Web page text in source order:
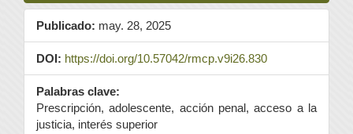
Publicado: may. 28, 2025
DOI: https://doi.org/10.57042/rmcp.v9i26.830
Palabras clave:
Prescripción, adolescente, acción penal, acceso a la
justicia, interés superior